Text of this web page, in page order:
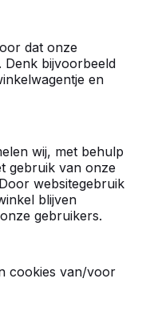
dat onze
bijvoorbeeld
en
wij, met behulp
gebruik van onze
websitegebruik
blijven
gebruikers.
cookies van/voor